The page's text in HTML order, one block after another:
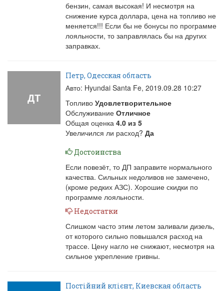
бензин, самая высокая! И несмотря на
снижение курса доллара, цена на топливо не
меняется!!! Если бы не бонусы по программе
лояльности, то заправлялась бы на других
заправках.
ДТ
Петр, Одесская область
Авто: Hyundai Santa Fe, 2019.09.28 10:27
Топливо Удовлетворительное
Обслуживание Отличное
Общая оценка 4.0 из 5
Увеличился ли расход? Да
Достоинства
Если повезёт, то ДП заправите нормального
качества. Сильных недоливов не замечено,
(кроме редких АЗС). Хорошие скидки по
программе лояльности.
Недостатки
Слишком часто этим летом заливали дизель,
от которого сильно повышался расход на
трассе. Цену нагло не снижают, несмотря на
сильное укрепление гривны.
Постійний клієнт, Киевская область